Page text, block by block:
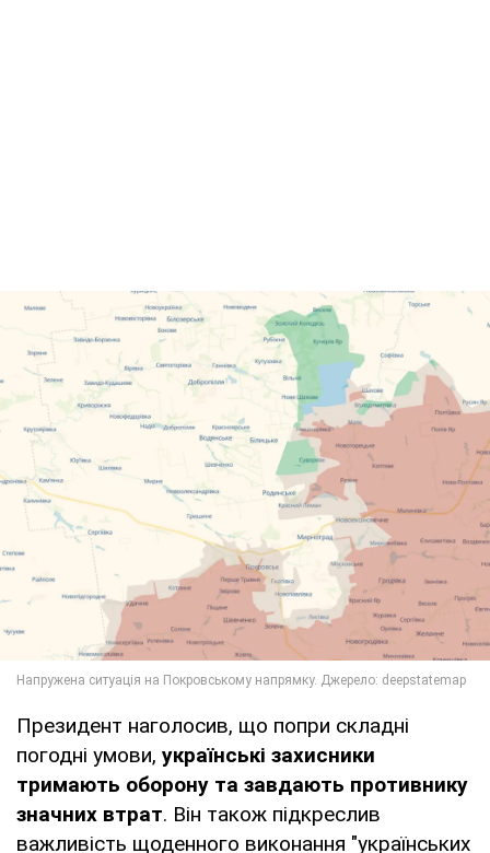
Президент наголосив, що попри складні
погодні умови, українські захисники
тримають оборону та завдають противнику
значних втрат. Він також підкреслив
важливість щоденного виконання "українських